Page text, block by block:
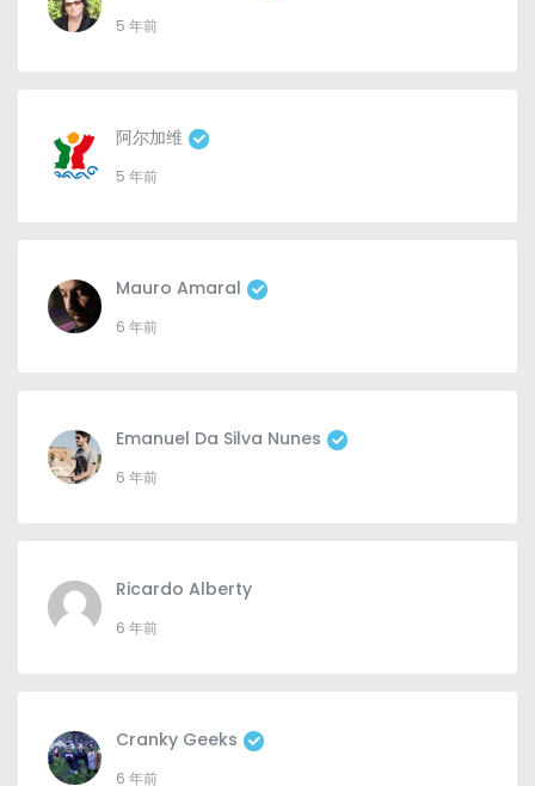
5 年前
阿尔加维
5 年前
Mauro Amaral
6 年前
Emanuel Da Silva Nunes
6 年前
Ricardo Alberty
6 年前
Cranky Geeks
6 年前